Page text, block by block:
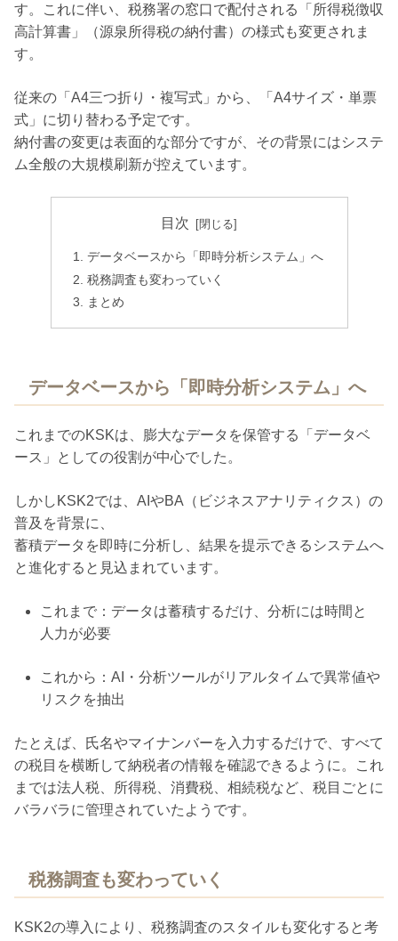
す。これに伴い、税務署の窓口で配付される「所得税徴収
高計算書」（源泉所得税の納付書）の様式も変更されま
す。
従来の「A4三つ折り・複写式」から、「A4サイズ・単票
式」に切り替わる予定です。
納付書の変更は表面的な部分ですが、その背景にはシステ
ム全般の大規模刷新が控えています。
目次
データベースから「即時分析システム」へ
税務調査も変わっていく
まとめ
データベースから「即時分析システム」へ
これまでのKSKは、膨大なデータを保管する「データベ
ース」としての役割が中心でした。
しかしKSK2では、AIやBA（ビジネスアナリティクス）の
普及を背景に、
蓄積データを即時に分析し、結果を提示できるシステムへ
と進化すると見込まれています。
これまで：データは蓄積するだけ、分析には時間と
人力が必要
これから：AI・分析ツールがリアルタイムで異常値や
リスクを抽出
たとえば、氏名やマイナンバーを入力するだけで、すべて
の税目を横断して納税者の情報を確認できるように。これ
までは法人税、所得税、消費税、相続税など、税目ごとに
バラバラに管理されていたようです。
税務調査も変わっていく
KSK2の導入により、税務調査のスタイルも変化すると考